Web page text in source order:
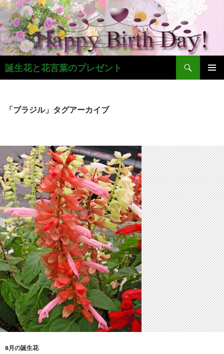
コ
ン
テ
ン
ツ
へ
ス
誕生花と花言葉のプレゼント
検
索
「ブラジル」タグアーカイブ
8月の誕生花